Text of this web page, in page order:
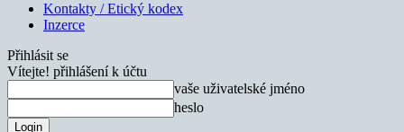
Kontakty / Etický kodex
Inzerce
Přihlásit se
Vítejte! přihlášení k účtu
vaše uživatelské jméno
heslo